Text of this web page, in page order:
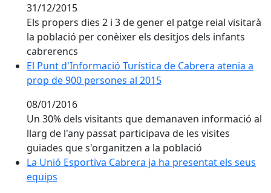
31/12/2015
Els propers dies 2 i 3 de gener el patge reial visitarà
la població per conèixer els desitjos dels infants
cabrerencs
El Punt d'Informació Turística de Cabrera atenia a
prop de 900 persones al 2015
El Punt d'Informació Turística de Cabrera atenia a
prop de 900 persones al 2015
08/01/2016
Un 30% dels visitants que demanaven informació al
llarg de l'any passat participava de les visites
guiades que s'organitzen a la població
La Unió Esportiva Cabrera ja ha presentat els seus
equips
La Unió Esportiva Cabrera ja ha presentat els seus
equips